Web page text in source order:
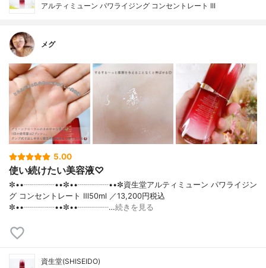
アルティミューン パワライジング コンセントレート III
メグ
5.00
使い続けたい美容液♡
✼••┈┈┈┈••✼••┈┈┈┈••✼資生堂アルティミューン パワライジン
グ コンセントレート Ⅲ50ml ／13,200円税込
✼••┈┈┈┈••✼••┈┈┈┈…続きを見る
資生堂(SHISEIDO)